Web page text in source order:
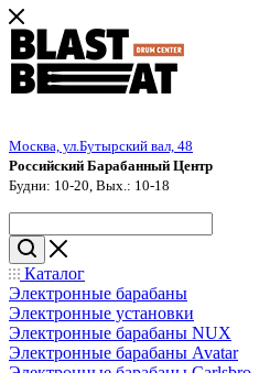
Москва, ул.Бутырский вал, 48
Российский Барабанный Центр
Будни: 10-20, Вых.: 10-18
Каталог
Электронные барабаны
Электронные установки
Электронные барабаны NUX
Электронные барабаны Avatar